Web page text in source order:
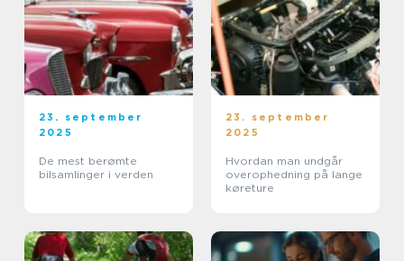
23. september
2025
De mest berømte
bilsamlinger i verden
23. september
2025
Hvordan man undgår
overophedning på lange
køreture